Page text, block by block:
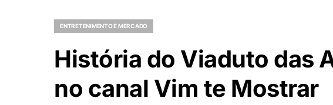
ENTRETENIMENTO E MERCADO
História do Viaduto das
no canal Vim te Mostrar